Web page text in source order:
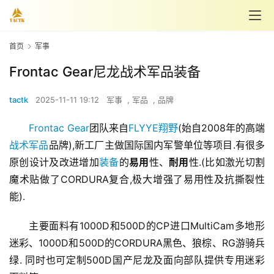
首页 军事
Frontac Gear尼龙战术军品装备
tactk 2025-11-11 19:12 军事 , 军品 , 品牌
Frontac Gear团队来自FLYYE翔野(始自2008年的高端
战术军品品牌),新工厂主做国际国内军警单位等项目.有很多
原创设计及改进增加装备的易用性、耐用性.(比如激光切割
魔术贴做了CORDURA复合,极大增强了易用性及抗撕裂性
能).
主要面料有1000D和500D的CP进口MultiCam多地形
迷彩、1000D和500D的CORDURA黑色、狼棕、RG游骑兵
绿. 同时也可定制500D国产尼龙及面向部队提供专用迷彩